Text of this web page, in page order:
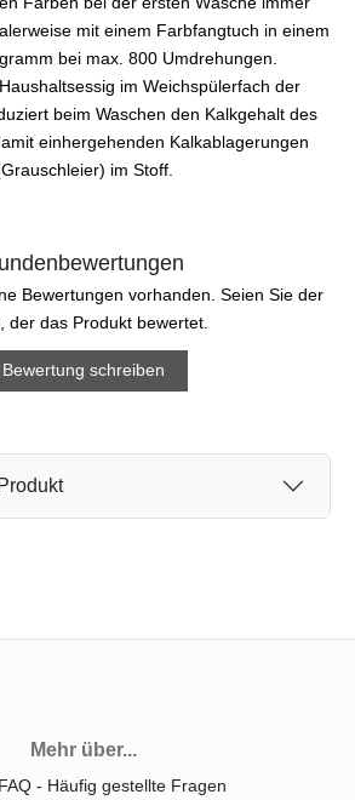
mit einem Farbfangtuch in einem
bei max. 800 Umdrehungen.
im Weichspülerfach der
beim Waschen den Kalkgehalt des
einhergehenden Kalkablagerungen
im Stoff.
Bewertungen vorhanden. Seien Sie der
der das Produkt bewertet.
Bewertung schreiben
Mehr über...
FAQ - Häufig gestellte Fragen